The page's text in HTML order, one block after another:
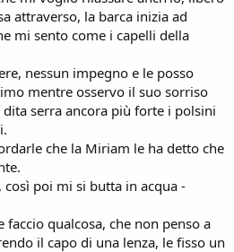
attraverso, la barca inizia ad
mi sento come i capelli della
nessun impegno e le posso
mentre osservo il suo sorriso
serra ancora più forte i polsini
che la Miriam le ha detto che
poi mi si butta in acqua -
qualcosa, che non penso a
il capo di una lenza, le fisso un